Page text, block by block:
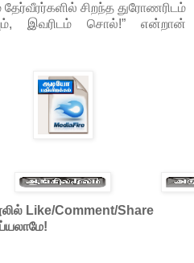
சிறந்த துரோணரிடம்
இவரிடம் சொல்!” என்றான்
Like/Comment/Share